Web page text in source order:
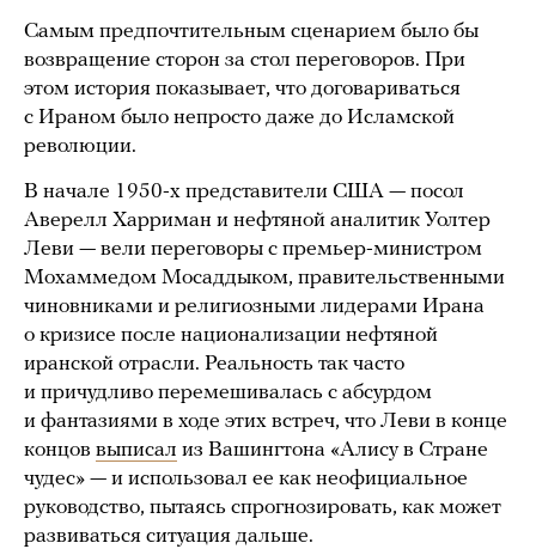
Самым предпочтительным сценарием было бы
возвращение сторон за стол переговоров. При
этом история показывает, что договариваться
с Ираном было непросто даже до Исламской
революции.
В начале 1950-х представители США — посол
Аверелл Харриман и нефтяной аналитик Уолтер
Леви — вели переговоры с премьер-министром
Мохаммедом Мосаддыком, правительственными
чиновниками и религиозными лидерами Ирана
о кризисе после национализации нефтяной
иранской отрасли. Реальность так часто
и причудливо перемешивалась с абсурдом
и фантазиями в ходе этих встреч, что Леви в конце
концов выписал из Вашингтона «Алису в Стране
чудес» — и использовал ее как неофициальное
руководство, пытаясь спрогнозировать, как может
развиваться ситуация дальше.